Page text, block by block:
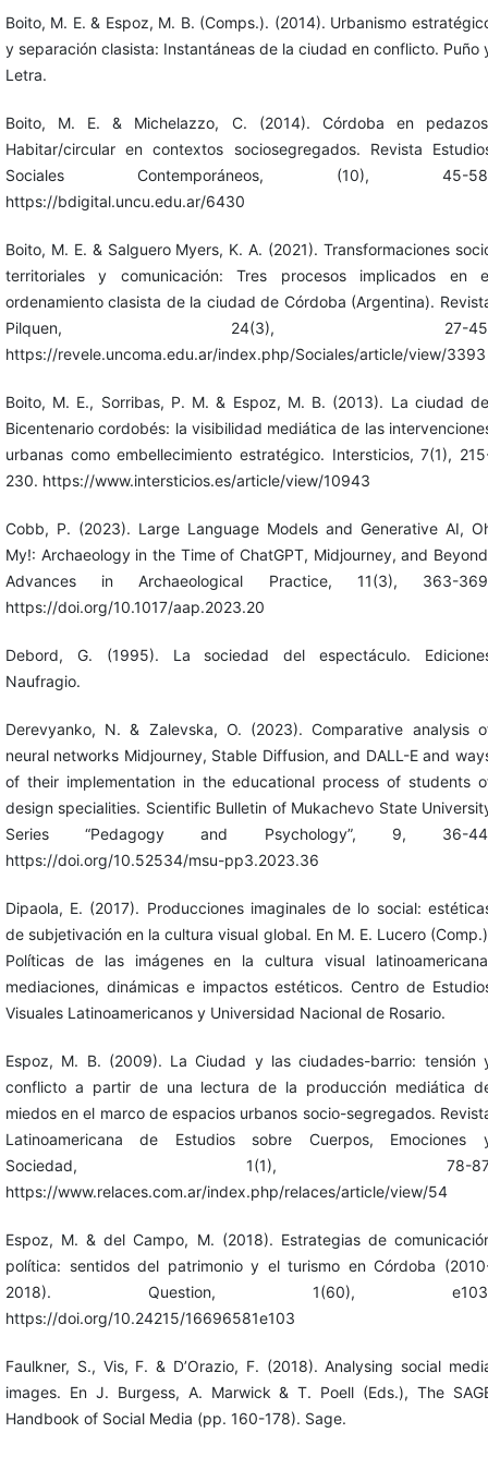
Boito, M. E. & Espoz, M. B. (Comps.). (2014). Urbanismo
y separación clasista: Instantáneas de la ciudad en conflicto. Puño
Letra.
Boito, M. E. & Michelazzo, C. (2014). Córdoba en
Habitar/circular en contextos sociosegregados. Revista
Sociales Contemporáneos, (10), 45-
https://bdigital.uncu.edu.ar/6430
Boito, M. E. & Salguero Myers, K. A. (2021). Transformaciones
territoriales y comunicación: Tres procesos implicados en
ordenamiento clasista de la ciudad de Córdoba (Argentina).
Pilquen, 24(3), 27-
https://revele.uncoma.edu.ar/index.php/Sociales/article/view/3393
Boito, M. E., Sorribas, P. M. & Espoz, M. B. (2013). La ciudad
Bicentenario cordobés: la visibilidad mediática de las
urbanas como embellecimiento estratégico. Intersticios, 7(1),
230. https://www.intersticios.es/article/view/10943
Cobb, P. (2023). Large Language Models and Generative AI,
My!: Archaeology in the Time of ChatGPT, Midjourney, and
Advances in Archaeological Practice, 11(3), 363-
https://doi.org/10.1017/aap.2023.20
Debord, G. (1995). La sociedad del espectáculo.
Naufragio.
Derevyanko, N. & Zalevska, O. (2023). Comparative analysis
neural networks Midjourney, Stable Diffusion, and DALL-E and
of their implementation in the educational process of students
design specialities. Scientific Bulletin of Mukachevo State
Series “Pedagogy and Psychology”, 9, 36-
https://doi.org/10.52534/msu-pp3.2023.36
Dipaola, E. (2017). Producciones imaginales de lo social:
de subjetivación en la cultura visual global. En M. E. Lucero
Políticas de las imágenes en la cultura visual
mediaciones, dinámicas e impactos estéticos. Centro de
Visuales Latinoamericanos y Universidad Nacional de Rosario.
Espoz, M. B. (2009). La Ciudad y las ciudades-barrio: tensión
conflicto a partir de una lectura de la producción mediática
miedos en el marco de espacios urbanos socio-segregados.
Latinoamericana de Estudios sobre Cuerpos, Emociones
Sociedad, 1(1), 78-
https://www.relaces.com.ar/index.php/relaces/article/view/54
Espoz, M. & del Campo, M. (2018). Estrategias de
política: sentidos del patrimonio y el turismo en Córdoba
2018). Question, 1(60),
https://doi.org/10.24215/16696581e103
Faulkner, S., Vis, F. & D’Orazio, F. (2018). Analysing social
images. En J. Burgess, A. Marwick & T. Poell (Eds.), The
Handbook of Social Media (pp. 160-178). Sage.